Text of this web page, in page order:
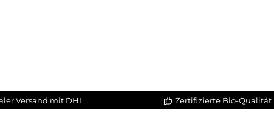
Versand mit DHL Zertifizierte Bio-Qualität